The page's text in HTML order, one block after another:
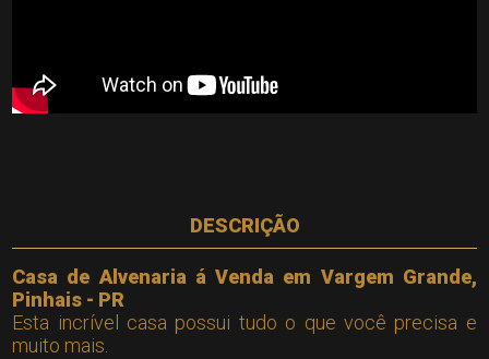
DESCRIÇÃO
Casa de Alvenaria á Venda em Vargem Grande,
Pinhais - PR
Esta incrível casa possui tudo o que você precisa e
muito mais.